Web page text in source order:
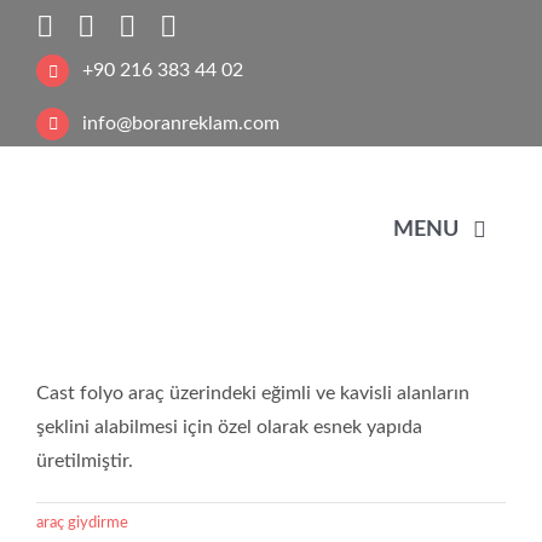
content
+90 216 383 44 02
info@boranreklam.com
MENU
Cast folyo araç üzerindeki eğimli ve kavisli alanların
şeklini alabilmesi için özel olarak esnek yapıda
üretilmiştir.
araç giydirme